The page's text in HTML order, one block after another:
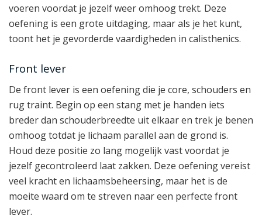
voeren voordat je jezelf weer omhoog trekt. Deze
oefening is een grote uitdaging, maar als je het kunt,
toont het je gevorderde vaardigheden in calisthenics.
Front lever
De front lever is een oefening die je core, schouders en
rug traint. Begin op een stang met je handen iets
breder dan schouderbreedte uit elkaar en trek je benen
omhoog totdat je lichaam parallel aan de grond is.
Houd deze positie zo lang mogelijk vast voordat je
jezelf gecontroleerd laat zakken. Deze oefening vereist
veel kracht en lichaamsbeheersing, maar het is de
moeite waard om te streven naar een perfecte front
lever.